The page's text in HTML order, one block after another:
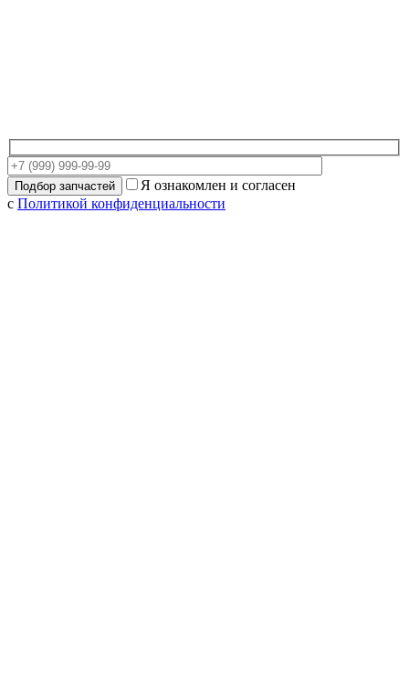
Я ознакомлен и согласен
с Политикой конфиденциальности